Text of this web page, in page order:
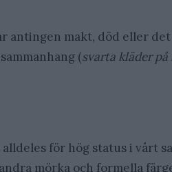
antingen makt, död eller det
(svarta kläder
för hög status i vårt
mörka och formella